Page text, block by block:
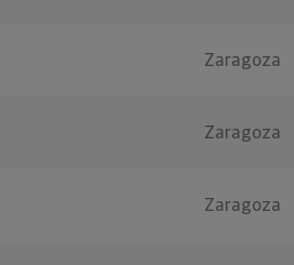
Zaragoza
Zaragoza
Zaragoza